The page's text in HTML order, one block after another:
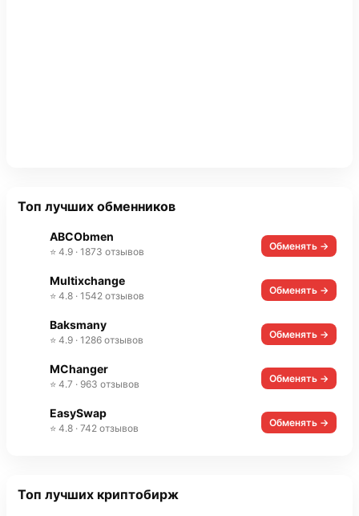
Топ лучших обменников
ABCObmen
⭐ 4.9 · 1873 отзывов Обменять →
Multixchange
⭐ 4.8 · 1542 отзывов Обменять →
Baksmany
⭐ 4.9 · 1286 отзывов Обменять →
MChanger
⭐ 4.7 · 963 отзывов Обменять →
EasySwap
⭐ 4.8 · 742 отзывов Обменять →
Топ лучших криптобирж